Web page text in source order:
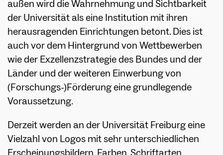
außen wird die Wahrnehmung und Sichtbarkeit
der Universität als eine Institution mit ihren
herausragenden Einrichtungen betont. Dies ist
auch vor dem Hintergrund von Wettbewerben
wie der Exzellenzstrategie des Bundes und der
Länder und der weiteren Einwerbung von
(Forschungs-)Förderung eine grundlegende
Voraussetzung.
Derzeit werden an der Universität Freiburg eine
Vielzahl von Logos mit sehr unterschiedlichen